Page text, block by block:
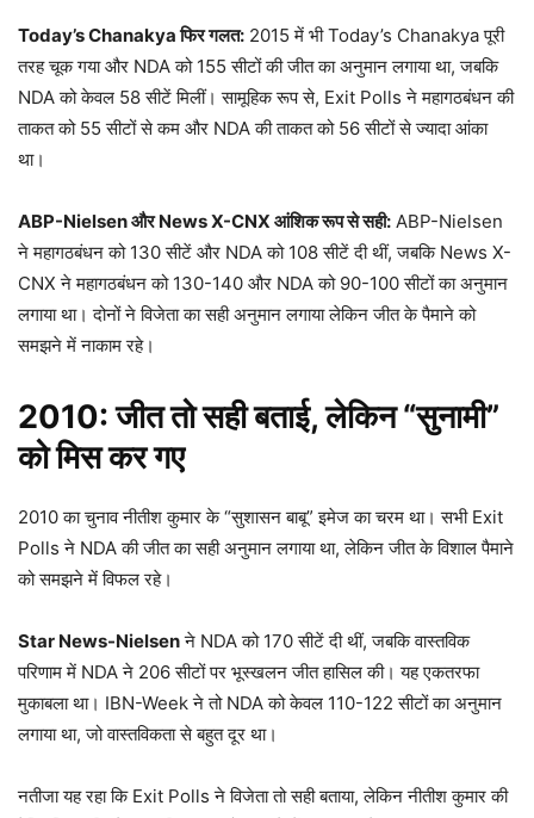
Today’s Chanakyaफिर गलत: 2015 में भी Today’s Chanakya पूरी
तरह चूक गया और NDA को 155 सीटों की जीत का अनुमान लगाया था, जबकि
NDA को केवल 58 सीटें मिलीं। सामूहिक रूप से, Exit Polls ने महागठबंधन की
ताकत को 55 सीटों से कम और NDA की ताकत को 56 सीटों से ज्यादा आंका
था।​
ABP-Nielsenऔर News X-CNX आंशिक रूप से सही: ABP-Nielsen
ने महागठबंधन को 130 सीटें और NDA को 108 सीटें दी थीं, जबकि News X-
CNX ने महागठबंधन को 130-140 और NDA को 90-100 सीटों का अनुमान
लगाया था। दोनों ने विजेता का सही अनुमान लगाया लेकिन जीत के पैमाने को
समझने में नाकाम रहे।​
2010:जीत तो सही बताई,लेकिन “सुनामी”
को मिस कर गए
2010 का चुनाव नीतीश कुमार के “सुशासन बाबू” इमेज का चरम था। सभी Exit
Polls ने NDA की जीत का सही अनुमान लगाया था, लेकिन जीत के विशाल पैमाने
को समझने में विफल रहे।​
Star News-Nielsenने NDA को 170 सीटें दी थीं, जबकि वास्तविक
परिणाम में NDA ने 206 सीटों पर भूस्खलन जीत हासिल की। यह एकतरफा
मुकाबला था। IBN-Week ने तो NDA को केवल 110-122 सीटों का अनुमान
लगाया था, जो वास्तविकता से बहुत दूर था।​
नतीजा यह रहा कि Exit Polls ने विजेता तो सही बताया, लेकिन नीतीश कुमार की